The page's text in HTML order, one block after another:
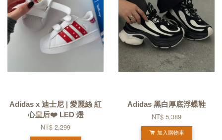
Adidas x 迪士尼 | 愛麗絲 紅
心皇后❤️ LED 燈
NT$ 2,299
Adidas 黑白厚底浮蝶鞋
NT$ 5,389
加入購物車